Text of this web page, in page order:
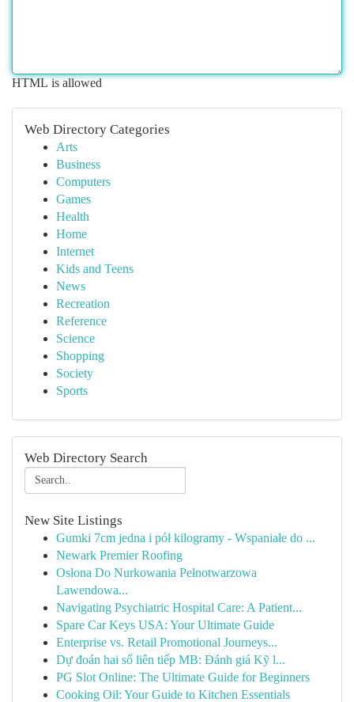
HTML is allowed
Web Directory Categories
Arts
Business
Computers
Games
Health
Home
Internet
Kids and Teens
News
Recreation
Reference
Science
Shopping
Society
Sports
Web Directory Search
New Site Listings
Gumki 7cm jedna i pół kilogramy - Wspaniałe do ...
Newark Premier Roofing
Osłona Do Nurkowania Pełnotwarzowa
Lawendowa...
Navigating Psychiatric Hospital Care: A Patient...
Spare Car Keys USA: Your Ultimate Guide
Enterprise vs. Retail Promotional Journeys...
Dự đoán hai số liên tiếp MB: Đánh giá Kỹ l...
PG Slot Online: The Ultimate Guide for Beginners
Cooking Oil: Your Guide to Kitchen Essentials